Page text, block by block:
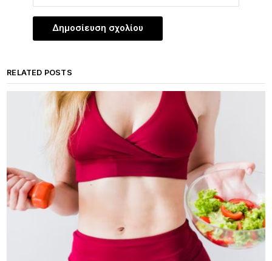
RELATED POSTS